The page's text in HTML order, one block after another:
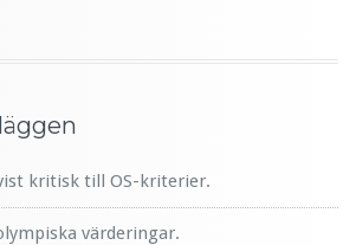
kritisk till OS-kriterier.
värderingar.